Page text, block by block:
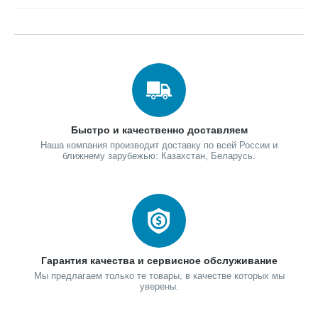
Быстро и качественно доставляем
Наша компания производит доставку по всей России и
ближнему зарубежью: Казахстан, Беларусь.
Гарантия качества и сервисное обслуживание
Мы предлагаем только те товары, в качестве которых мы
уверены.